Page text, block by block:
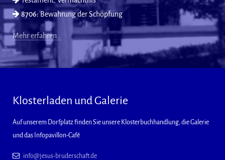
8706:Bewahrung der Schöpfung
Mehr erfahren…
Klosterladen und Galerie
Auf unserem Dorfplatz finden Sie unsere Klosterbuchhandlung, die Galerie
und das Infopavillon-Café
info@jesus-bruderschaft.de